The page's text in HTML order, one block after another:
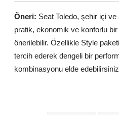
Öneri: Seat Toledo, şehir içi ve
pratik, ekonomik ve konforlu
önerilebilir. Özellikle Style
tercih ederek dengeli bir
kombinasyonu elde